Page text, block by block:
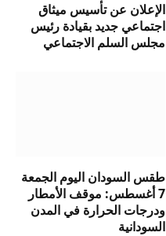
الإعلان عن تأسيس ميثاق
اجتماعي جديد بقيادة رئيس
مجلس السلم الاجتماعي
طقس السودان اليوم الجمعة
7 أغسطس: موقف الأمطار
ودرجات الحرارة في المدن
السودانية